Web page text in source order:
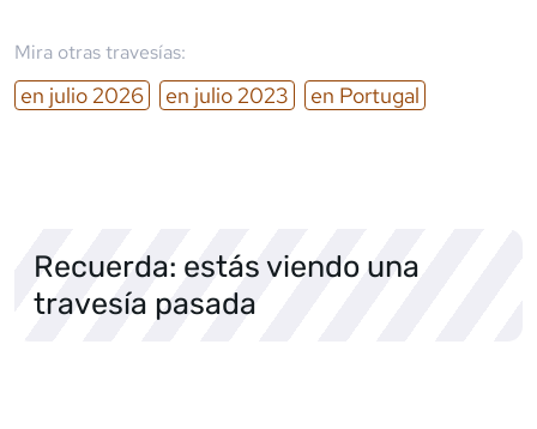
Mira otras travesías:
en julio 2026 en julio 2023 en Portugal
Recuerda: estás viendo una
travesía pasada